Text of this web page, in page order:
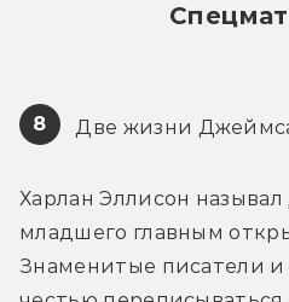
8 Две жизни
Харлан Эллисон
младшего главным
Знаменитые писатели и